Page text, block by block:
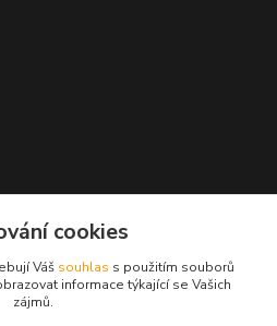
cookies
Váš souhlas s použitím souborů
informace týkající se Vašich
zájmů.